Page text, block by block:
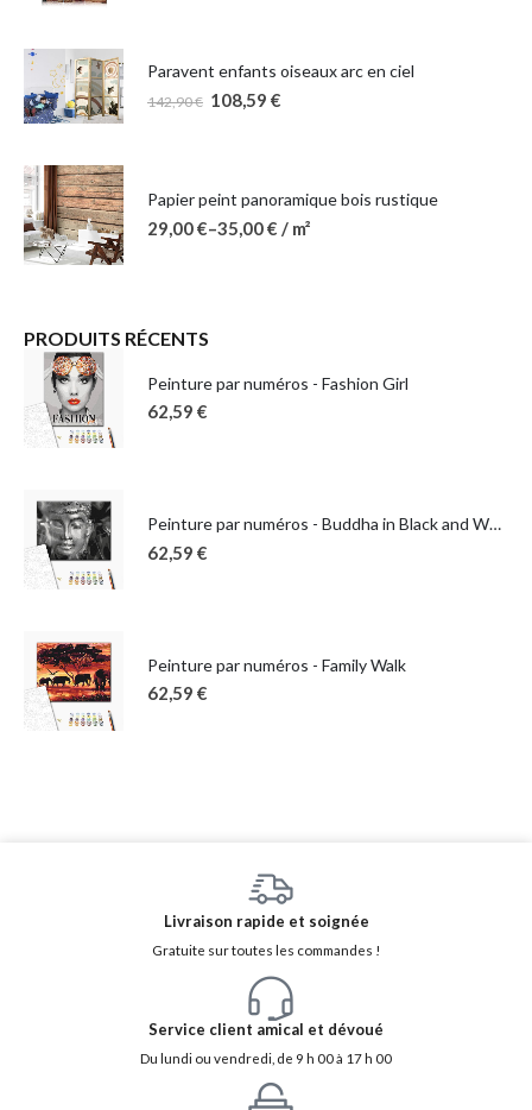
Paravent enfants oiseaux arc en ciel
142,90€ 108,59 €
Papier peint panoramique bois rustique
29,00€–35,00€ / m²
PRODUITS RÉCENTS
Peinture par numéros - Fashion Girl
62,59 €
Peinture par numéros - Buddha in Black and White
62,59 €
Peinture par numéros - Family Walk
62,59 €
Livraison rapide et soignée
Gratuite sur toutes les commandes !
Service client amical et dévoué
Du lundi ou vendredi, de 9 h 00 à 17 h 00